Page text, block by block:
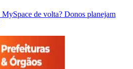
MySpace de volta? Donos planejam